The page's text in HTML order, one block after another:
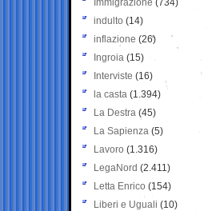
Immigrazione (734)
indulto (14)
inflazione (26)
Ingroia (15)
Interviste (16)
la casta (1.394)
La Destra (45)
La Sapienza (5)
Lavoro (1.316)
LegaNord (2.411)
Letta Enrico (154)
Liberi e Uguali (10)